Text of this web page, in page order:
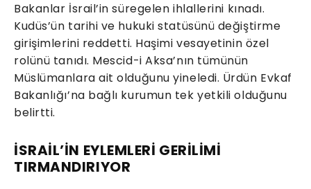
Bakanlar İsrail’in süregelen ihlallerini kınadı.
Kudüs’ün tarihi ve hukuki statüsünü değiştirme
girişimlerini reddetti. Haşimi vesayetinin özel
rolünü tanıdı. Mescid-i Aksa’nın tümünün
Müslümanlara ait olduğunu yineledi. Ürdün Evkaf
Bakanlığı’na bağlı kurumun tek yetkili olduğunu
belirtti.
İSRAİL’İN EYLEMLERİ GERİLİMİ
TIRMANDIRIYOR